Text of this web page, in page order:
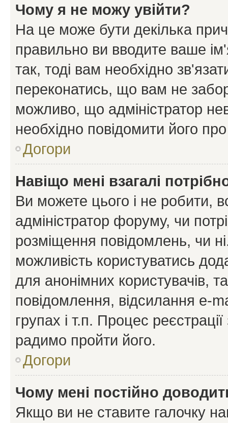
Чому я не можу увійти?
На це може бути декілька
правильно ви вводите ваше
так, тоді вам необхідно
переконатись, що вам не
можливо, що адміністратор
необхідно повідомити його
Догори
Навіщо мені взагалі
Ви можете цього і не робити,
адміністратор форуму, чи
розміщення повідомлень, чи
можливість користуватись
для анонімних користувачів,
повідомлення, відсилання e-
групах і т.п. Процес
радимо пройти його.
Догори
Чому мені постійно
Якщо ви не ставите галочку